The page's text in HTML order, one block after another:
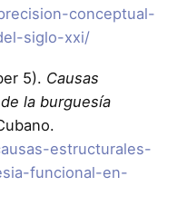
conceptual-
siglo-xxi/
5). Causas
la burguesía
estructurales-
funcional-en-